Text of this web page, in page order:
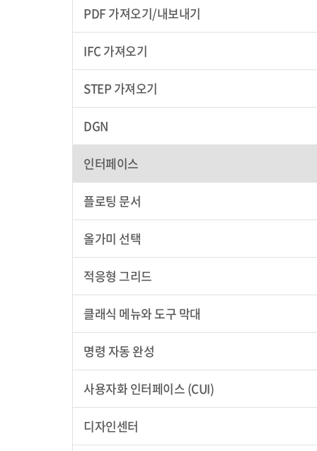
PDF 가져오기/내보내기
IFC 가져오기
STEP 가져오기
DGN
인터페이스
플로팅 문서
올가미 선택
적응형 그리드
클래식 메뉴와 도구 막대
명령 자동 완성
사용자화 인터페이스 (CUI)
디자인센터